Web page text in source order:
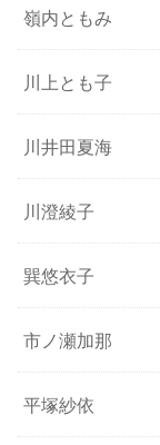
嶺内ともみ
川上とも子
川井田夏海
川澄綾子
巽悠衣子
市ノ瀬加那
平塚紗依